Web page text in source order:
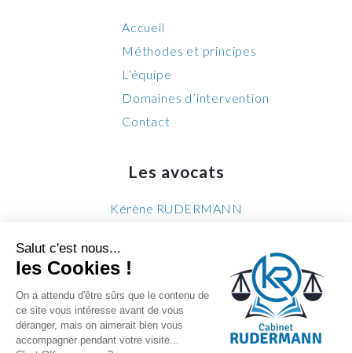
Accueil
Méthodes et principes
L’équipe
Domaines d’intervention
Contact
Les avocats
Kérène RUDERMANN
Rébecca HARROSCH
Légal
Salut c'est nous...
les Cookies !
On a attendu d'être sûrs que le contenu de
ce site vous intéresse avant de vous
déranger, mais on aimerait bien vous
accompagner pendant votre visite...